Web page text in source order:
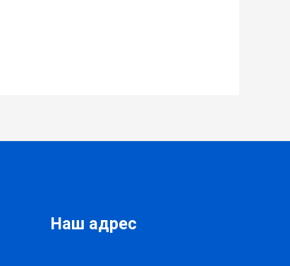
Наш адрес